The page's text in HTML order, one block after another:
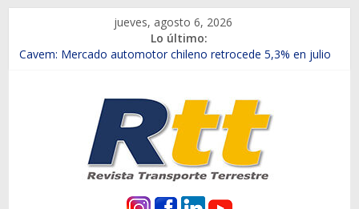
contenido
jueves, agosto 6, 2026
Lo último:
Chile es el primer mercado internacional en lanzar la nueva
Salfa suma vehículos electrificados de Chevrolet en el Biobío
Samex amplía su red con nuevas sucursales en Rancagua y
SINOTRUK Pick-ups presentó la recién estrenada Bolden en
la Expo Compras Públicas 2026